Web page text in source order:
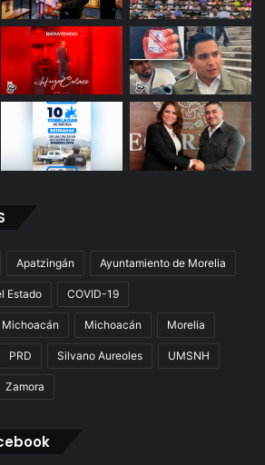
Apatzingán Ayuntamiento de Morelia
Estado COVID-19
Michoacán Michoacán Morelia
PRD Silvano Aureoles UMSNH
Zamora